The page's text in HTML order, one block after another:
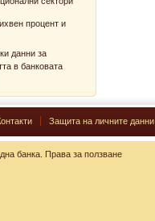
процент и
данни за
в банковата
Защита на личните данни
банка. Права за ползване